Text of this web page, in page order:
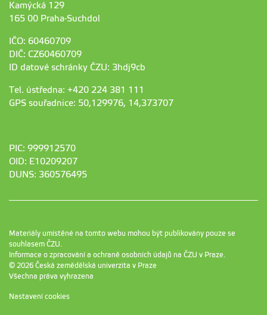
Kamýcká 129
165 00 Praha-Suchdol
IČO: 60460709
DIČ: CZ60460709
ID datové schránky ČZU: 3hdj9cb
Tel. ústředna: +420 224 381 111
GPS souřadnice: 50,129976, 14,373707
PIC: 999912570
OID: E10209207
DUNS: 360576495
Materiály umístěné na tomto webu mohou být publikovány pouze se
souhlasem ČZU.
Informace o zpracování a ochraně osobních údajů na ČZU v Praze.
© 2026 Česká zemědělská univerzita v Praze
Všechna práva vyhrazena
Nastavení cookies